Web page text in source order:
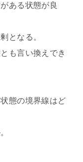
ある状態が良
となる。
も言い換えでき
態の境界線はど